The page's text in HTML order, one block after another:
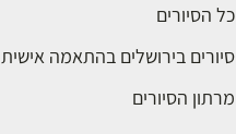
כל הסיורים
סיורים בירושלים בהתאמה אישית
מרתון הסיורים